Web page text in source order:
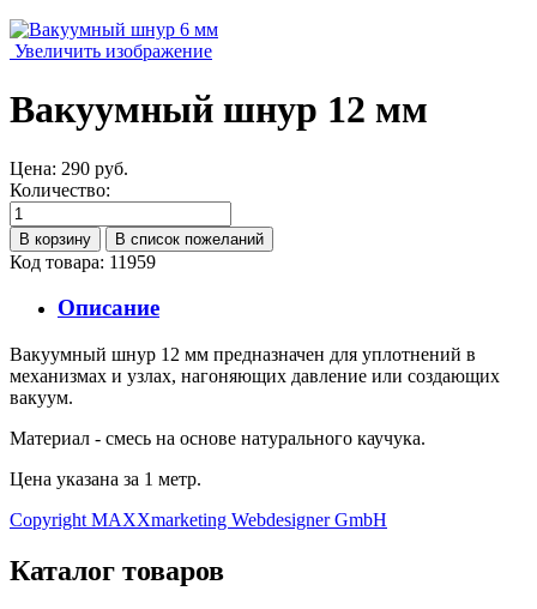
Увеличить изображение
Вакуумный шнур 12 мм
Цена: 290 руб.
Количество:
Код товара: 11959
Описание
Вакуумный шнур 12 мм предназначен для уплотнений в
механизмах и узлах, нагоняющих давление или создающих
вакуум.
Материал - смесь на основе натурального каучука.
Цена указана за 1 метр.
Copyright MAXXmarketing Webdesigner GmbH
Каталог товаров